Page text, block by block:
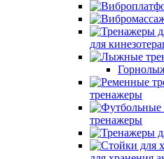
для
тренажеры
тренажеры